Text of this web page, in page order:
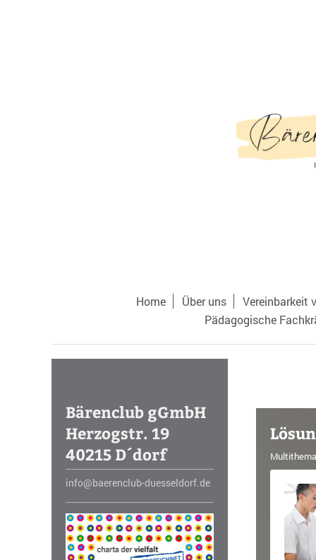
Home Über uns
Vereinbarkeit
Pädagogische
Bärenclub gGmbH
Herzogstr. 19
40215 D´dorf
info@baerenclub-duesseldorf.de